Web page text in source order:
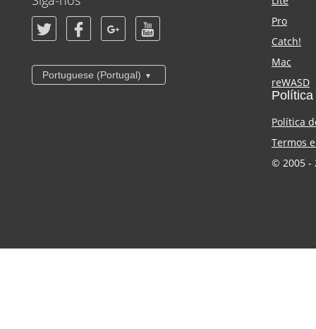
Portuguese (Portugal)
Pro
Catch!
Mac
reWASD
Política
Política
Termos
© 2005 -